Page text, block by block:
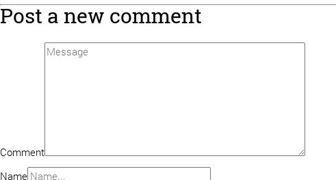
Post a new comment
Comment
Name